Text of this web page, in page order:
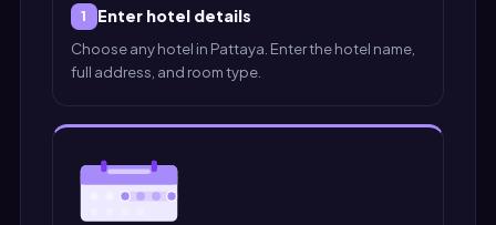
1 Enter hotel details
Choose any hotel in Pattaya. Enter the hotel name,
full address, and room type.